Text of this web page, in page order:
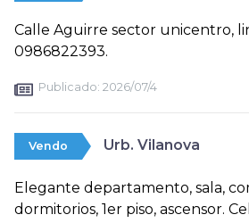
Calle Aguirre sector unicentro,
0986822393.
Publicado: 2026/07/4
Vendo Urb. Vilanova
Elegante departamento, sala,
dormitorios, 1er piso, ascensor.